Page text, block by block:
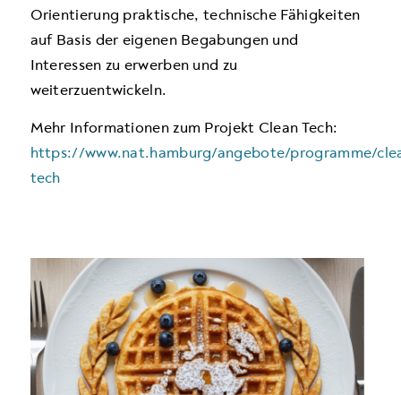
Orientierung praktische, technische Fähigkeiten
auf Basis der eigenen Begabungen und
Interessen zu erwerben und zu
weiterzuentwickeln.
Mehr Informationen zum Projekt Clean Tech:
https://www.nat.hamburg/angebote/programme/
tech